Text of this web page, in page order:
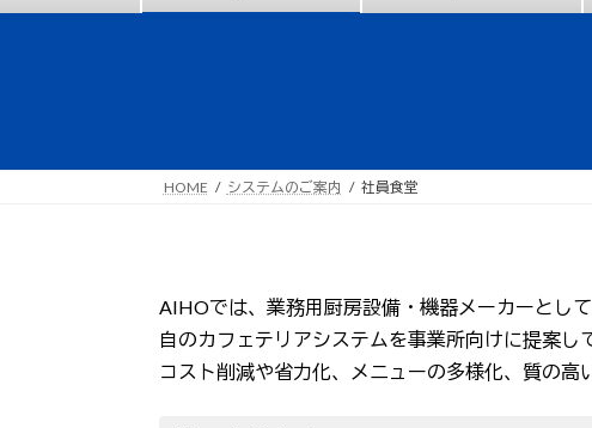
HOME システムのご案内 社員食堂
AIHOでは、業務用厨房設備・機器メーカーとし
自のカフェテリアシステムを事業所向けに提案し
コスト削減や省力化、メニューの多様化、質の高